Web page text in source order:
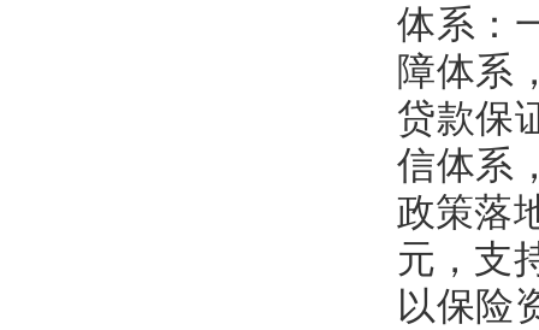
体系：
障体系
贷款保
信体系
政策落
元，支
以保险